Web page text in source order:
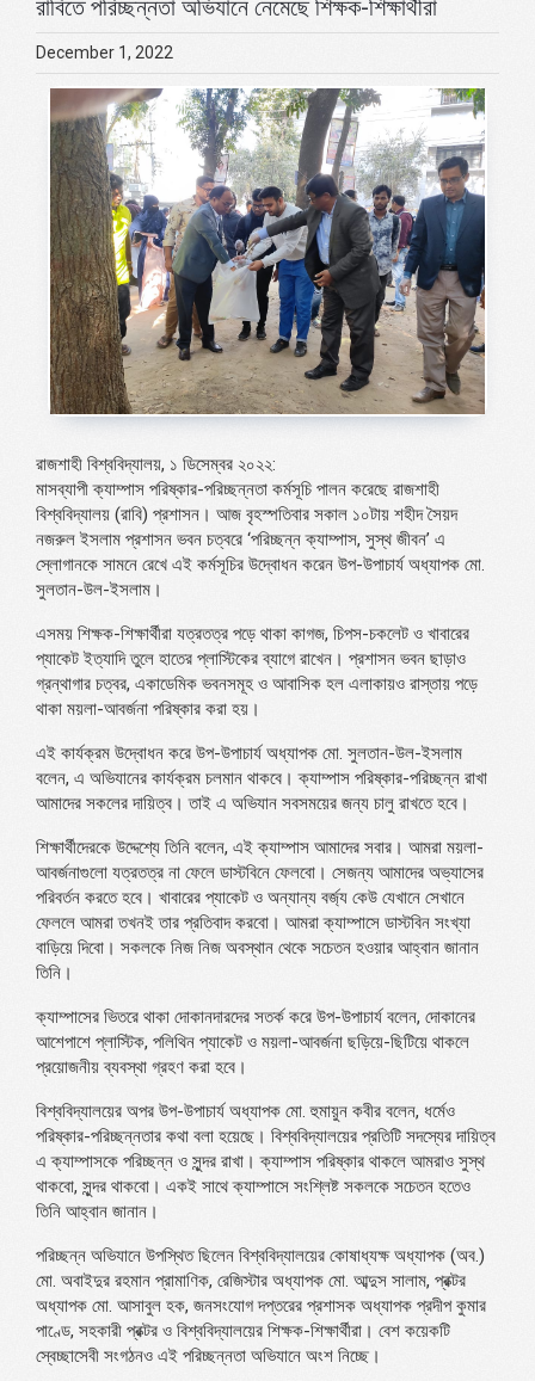
রাবিতে পরিচ্ছন্নতা অভিযানে নেমেছে শিক্ষক-শিক্ষার্থীরা
December 1, 2022
রাজশাহী বিশ্ববিদ্যালয়, ১ ডিসেম্বর ২০২২:
মাসব্যাপী ক্যাম্পাস পরিষ্কার-পরিচ্ছন্নতা কর্মসূচি পালন করেছে রাজশাহী
বিশ্ববিদ্যালয় (রাবি) প্রশাসন। আজ বৃহস্পতিবার সকাল ১০টায় শহীদ সৈয়দ
নজরুল ইসলাম প্রশাসন ভবন চত্বরে ‘পরিচ্ছন্ন ক্যাম্পাস, সুস্থ জীবন’ এ
স্লোগানকে সামনে রেখে এই কর্মসূচির উদ্বোধন করেন উপ-উপাচার্য অধ্যাপক মো.
সুলতান-উল-ইসলাম।
এসময় শিক্ষক-শিক্ষার্থীরা যত্রতত্র পড়ে থাকা কাগজ, চিপস-চকলেট ও খাবারের
প্যাকেট ইত্যাদি তুলে হাতের প্লাস্টিকের ব্যাগে রাখেন। প্রশাসন ভবন ছাড়াও
গ্রন্থাগার চত্বর, একাডেমিক ভবনসমূহ ও আবাসিক হল এলাকায়ও রাস্তায় পড়ে
থাকা ময়লা-আবর্জনা পরিষ্কার করা হয়।
এই কার্যক্রম উদ্বোধন করে উপ-উপাচার্য অধ্যাপক মো. সুলতান-উল-ইসলাম
বলেন, এ অভিযানের কার্যক্রম চলমান থাকবে। ক্যাম্পাস পরিষ্কার-পরিচ্ছন্ন রাখা
আমাদের সকলের দায়িত্ব। তাই এ অভিযান সবসময়ের জন্য চালু রাখতে হবে।
শিক্ষার্থীদেরকে উদ্দেশ্যে তিনি বলেন, এই ক্যাম্পাস আমাদের সবার। আমরা ময়লা-
আবর্জনাগুলো যত্রতত্র না ফেলে ডাস্টবিনে ফেলবো। সেজন্য আমাদের অভ্যাসের
পরিবর্তন করতে হবে। খাবারের প্যাকেট ও অন্যান্য বর্জ্য কেউ যেখানে সেখানে
ফেললে আমরা তখনই তার প্রতিবাদ করবো। আমরা ক্যাম্পাসে ডাস্টবিন সংখ্যা
বাড়িয়ে দিবো। সকলকে নিজ নিজ অবস্থান থেকে সচেতন হওয়ার আহ্বান জানান
তিনি।
ক্যাম্পাসের ভিতরে থাকা দোকানদারদের সতর্ক করে উপ-উপাচার্য বলেন, দোকানের
আশেপাশে প্লাস্টিক, পলিথিন প্যাকেট ও ময়লা-আবর্জনা ছড়িয়ে-ছিটিয়ে থাকলে
প্রয়োজনীয় ব্যবস্থা গ্রহণ করা হবে।
বিশ্ববিদ্যালয়ের অপর উপ-উপাচার্য অধ্যাপক মো. হুমায়ুন কবীর বলেন, ধর্মেও
পরিষ্কার-পরিচ্ছন্নতার কথা বলা হয়েছে। বিশ্ববিদ্যালয়ের প্রতিটি সদস্যের দায়িত্ব
এ ক্যাম্পাসকে পরিচ্ছন্ন ও সুন্দর রাখা। ক্যাম্পাস পরিষ্কার থাকলে আমরাও সুস্থ
থাকবো, সুন্দর থাকবো। একই সাথে ক্যাম্পাসে সংশ্লিষ্ট সকলকে সচেতন হতেও
তিনি আহ্বান জানান।
পরিচ্ছন্ন অভিযানে উপস্থিত ছিলেন বিশ্ববিদ্যালয়ের কোষাধ্যক্ষ অধ্যাপক (অব.)
মো. অবাইদুর রহমান প্রামাণিক, রেজিস্টার অধ্যাপক মো. আব্দুস সালাম, প্রক্টর
অধ্যাপক মো. আসাবুল হক, জনসংযোগ দপ্তরের প্রশাসক অধ্যাপক প্রদীপ কুমার
পাণ্ডে, সহকারী প্রক্টর ও বিশ্ববিদ্যালয়ের শিক্ষক-শিক্ষার্থীরা। বেশ কয়েকটি
স্বেচ্ছাসেবী সংগঠনও এই পরিচ্ছন্নতা অভিযানে অংশ নিচ্ছে।